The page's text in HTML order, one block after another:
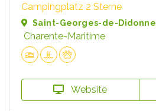
Campingplatz 2 Sterne
Saint-Georges-de-Didonne
Charente-Maritime
Website